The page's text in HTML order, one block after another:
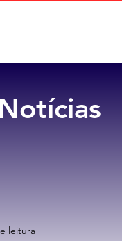
Notícias
leitura